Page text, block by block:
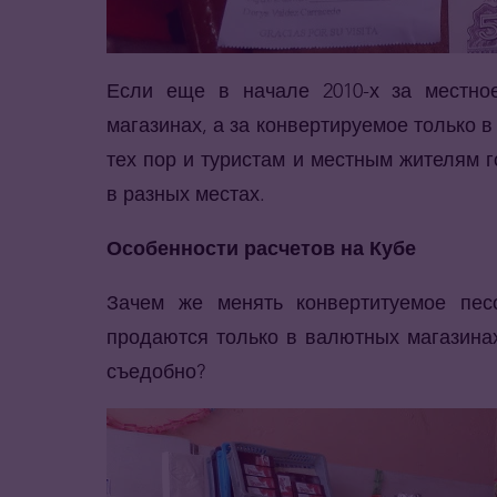
Если еще в начале 2010-х за
магазинах, а за конвертируемое только
тех пор и туристам и местным жителям
в разных местах.
Особенности расчетов на Кубе
Зачем же менять конвертитуемое
продаются только в валютных
съедобно?